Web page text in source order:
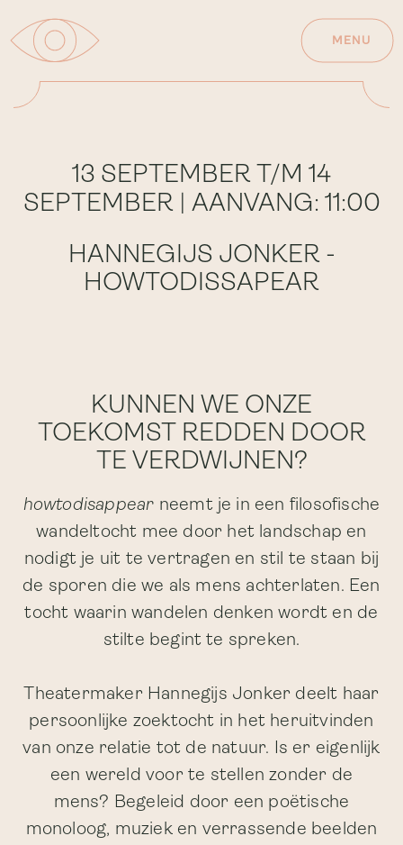
MENU
13 SEPTEMBER T/M 14
SEPTEMBER | AANVANG: 11:00
HANNEGIJS JONKER -
HOWTODISSAPEAR
KUNNEN WE ONZE
TOEKOMST REDDEN DOOR
TE VERDWIJNEN?
howtodisappear neemt je in een filosofische
wandeltocht mee door het landschap en
nodigt je uit te vertragen en stil te staan bij
de sporen die we als mens achterlaten. Een
tocht waarin wandelen denken wordt en de
stilte begint te spreken.
Theatermaker Hannegijs Jonker deelt haar
persoonlijke zoektocht in het heruitvinden
van onze relatie tot de natuur. Is er eigenlijk
een wereld voor te stellen zonder de
mens? Begeleid door een poëtische
monoloog, muziek en verrassende beelden